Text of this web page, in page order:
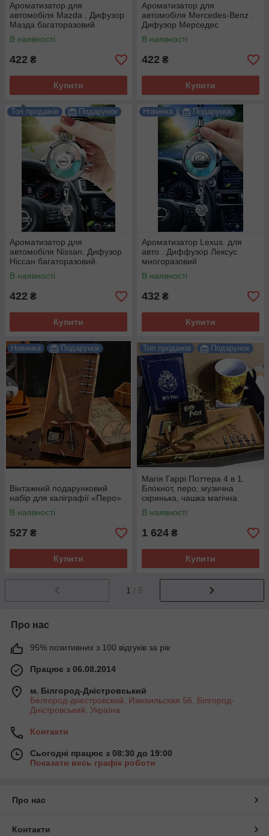
Ароматизатор для
автомобіля Mazda . Дифузор
Мазда багаторазовий.
В наявності
422 ₴
Купити
Ароматизатор для
автомобіля Mercedes-Benz .
Дифузор Мерседес
багаторазовий.
В наявності
422 ₴
Купити
Топ продажів Подарунок
Ароматизатор для
автомобіля Nissan. Дифузор
Ніссан багаторазовий.
В наявності
422 ₴
Купити
Новинка Подарунок
Ароматизатор Lexus. для
авто . Диффузор Лексус
многоразовий
В наявності
432 ₴
Купити
Новинка Подарунок
Вінтажний подарунковий
набір для каліграфії «Перо»
В наявності
527 ₴
Купити
Топ продажів Подарунок
Магія Гаррі Поттера 4 в 1.
Блокнот, перо, музична
скринька, чашка магічна
хамелеон.
В наявності
1 624 ₴
Купити
1 / 5
Про нас
95% позитивних з 100 відгуків за рік
Працює з 06.08.2014
м. Білгород-Дністровський
Белгород-днестровский, Измаильская 56, Білгород-
Дністровський, Україна
Контакти
Сьогодні працює з 08:30 до 19:00
Показати весь графік роботи
Про нас
Контакти